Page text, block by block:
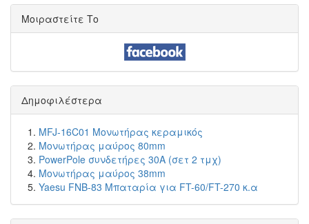
Μοιραστείτε Το
Δημοφιλέστερα
MFJ-16C01 Μονωτήρας κεραμικός
Μονωτήρας μαύρος 80mm
PowerPole συνδετήρες 30A (σετ 2 τμχ)
Μονωτήρας μαύρος 38mm
Yaesu FNB-83 Μπαταρία για FT-60/FT-270 κ.α